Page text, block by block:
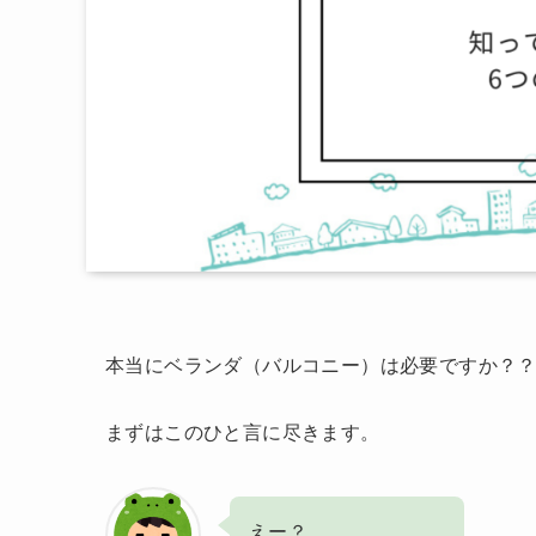
本当にベランダ（バルコニー）は必要ですか？？
まずはこのひと言に尽きます。